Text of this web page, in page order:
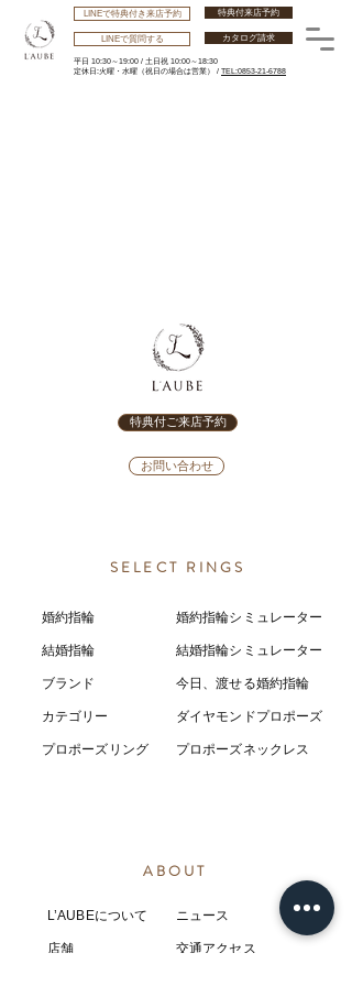
特典付来店予約
LINEで特典付き来店予約
カタログ請求
平日 10:30～19:00 / 土日祝 10:00～18:30
​定休日:火曜・水曜 （祝日の場合は営業） / TEL:0853-21-6788
LINEで質問する
特典付ご来店予約
お問い合わせ
SELECT RINGS
婚約指輪
結婚指輪
ブランド
カテゴリー
プロポーズリング
婚約指輪シミュレーター
結婚指輪シミ ュレーター
今日、渡せる婚約指輪
ダイヤモンドプロポーズ
プロポーズネックレス
ABOUT
L’AUBEについて
店舗
​ニュース
​交通アクセス